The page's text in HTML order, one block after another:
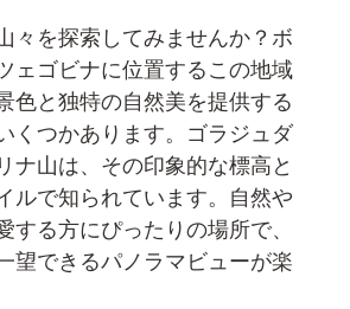
々を探索してみませんか？ボ
ェゴビナに位置するこの地域
色と独特の自然美を提供する
くつかあります。ゴラジュダ
ナ山は、その印象的な標高と
ルで知られています。自然や
する方にぴったりの場所で、
望できるパノラマビューが楽